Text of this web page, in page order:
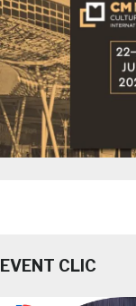
EVENT CLIC